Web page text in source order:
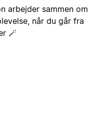
arbejder sammen om
når du går fra
🪄